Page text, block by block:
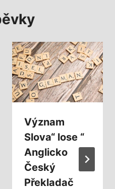
Význam
Slova“ lose “
Anglicko
Český
Překladač